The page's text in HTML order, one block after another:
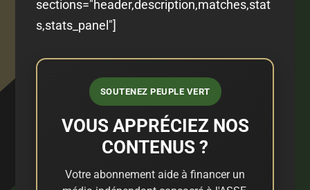
sections="header,description,matches,stat
s,stats_panel"]
SOUTENEZ PEUPLE VERT
VOUS APPRÉCIEZ NOS
CONTENUS ?
Votre abonnement aide à financer un